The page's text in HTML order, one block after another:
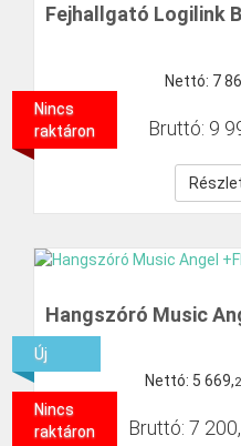
Fejhallgató Logilink
Nettó: 7
Bruttó: 9
Nincs
raktáron
Hangszóró Music
Nettó: 5 669,
Bruttó: 7 200,
Új
Nincs
raktáron